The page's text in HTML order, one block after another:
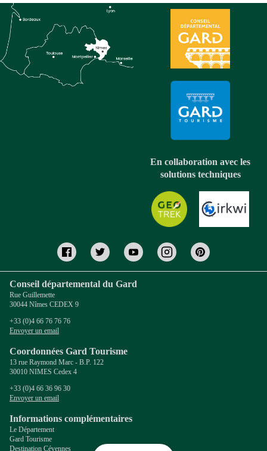
En collaboration avec les
solutions techniques
Conseil départemental du Gard
Rue Guillemette
30044 Nîmes CEDEX 9
+33 (0)4 66 76 76 76
Envoyer un email
Coordonnées Gard Tourisme
13 rue Raymond Marc - B.P. 122
30010 NIMES Cedex 4
+33 (0)4 66 36 96 30
Envoyer un email
Informations complémentaires
Le Département
Gard Tourisme
Destination Cévennes